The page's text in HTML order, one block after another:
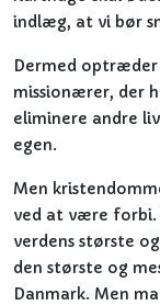
indlæg, at vi bør
Dermed optræder
missionærer, der
eliminere andre
egen.
Men
ved at være forbi.
verdens største
den største og
Danmark. Men